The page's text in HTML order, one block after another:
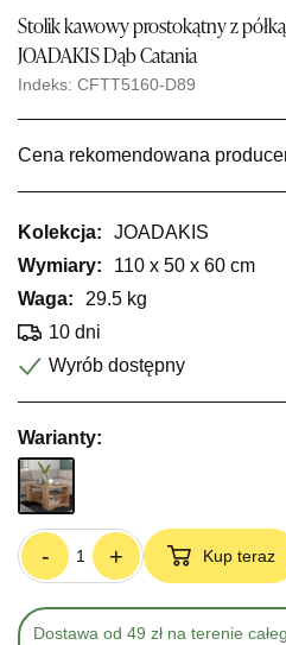
Stolik kawowy prostokątny z
JOADAKIS Dąb Catania
Indeks: CFTT5160-D89
Cena rekomendowana
Kolekcja:
JOADAKIS
Wymiary:
110 x 50 x 60 cm
Waga:
29.5 kg
10 dni
Wyrób dostępny
Warianty:
- + Kup teraz
Dostawa od 49 zł na terenie